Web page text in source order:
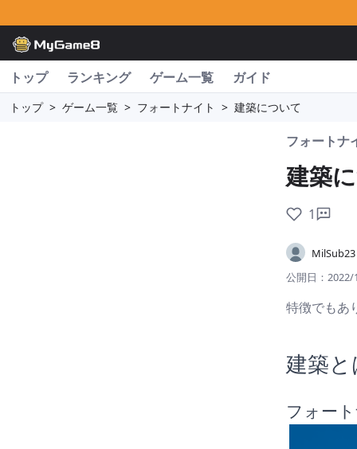
トップ ランキング ゲーム一覧 ガイド
トップ > ゲーム一覧 > フォートナイト > 建築について
フォートナ
建築
1
MilSub23
公開日： 2022/
特徴でもあ
建築
フォー